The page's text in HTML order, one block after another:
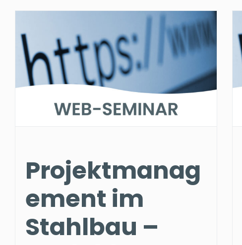
Projektmanag
ement im
Stahlbau –